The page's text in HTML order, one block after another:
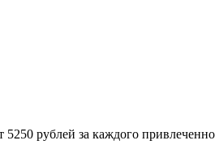
рублей за каждого